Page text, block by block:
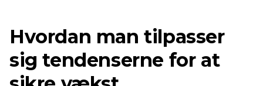
Hvordan man tilpasser
sig tendenserne for at